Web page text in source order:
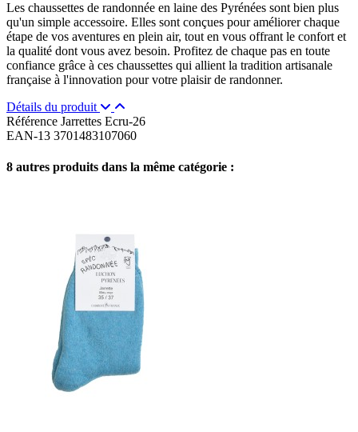
Les chaussettes de randonnée en laine des Pyrénées sont bien plus
qu'un simple accessoire. Elles sont conçues pour améliorer chaque
étape de vos aventures en plein air, tout en vous offrant le confort et
la qualité dont vous avez besoin. Profitez de chaque pas en toute
confiance grâce à ces chaussettes qui allient la tradition artisanale
française à l'innovation pour votre plaisir de randonner.
Détails du produit
Référence Jarrettes Ecru-26
EAN-13 3701483107060
8 autres produits dans la même catégorie :